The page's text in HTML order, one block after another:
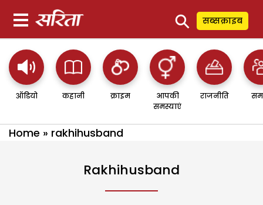
⚲ सब्सक्राइब
ऑडियो कहानी क्राइम
आपकी
समस्याएं
राजनीति
Home » rakhihusband
Rakhihusband